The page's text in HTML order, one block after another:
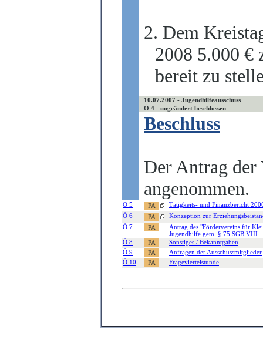
2. Dem
2008 5.000 €
bereit zu
10.07.2007 - Jugendhilfeausschuss
Ö 4 - ungeändert beschlossen
Beschluss
Der Antrag
angenommen.
Ö 5
Tätigkeits- und Finanzbericht
Ö 6
Konzeption zur
Ö 7
Antrag des "Fördervereins für
Jugendhilfe gem. § 75 SGB VIII
Ö 8
Sonstiges / Bekanntgaben
Ö 9
Anfragen der Ausschussmitglieder
Ö 10
Frageviertelstunde